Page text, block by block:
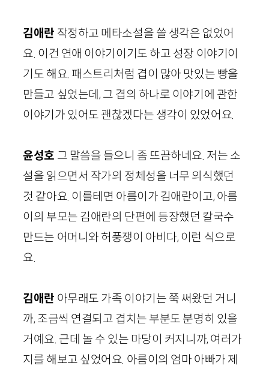
김애란 작정하고 메타소설을 쓸 생각은 없었어
요. 이건 연애 이야기이기도 하고 성장 이야기이
기도 해요. 패스트리처럼 겹이 많아 맛있는 빵을
만들고 싶었는데, 그 겹의 하나로 이야기에 관한
이야기가 있어도 괜찮겠다는 생각이 있었어요.
윤성호 그 말씀을 들으니 좀 뜨끔하네요. 저는 소
설을 읽으면서 작가의 정체성을 너무 의식했던
것 같아요. 이를테면 아름이가 김애란이고, 아름
이의 부모는 김애란의 단편에 등장했던 칼국수
만드는 어머니와 허풍쟁이 아비다, 이런 식으로
요.
김애란 아무래도 가족 이야기는 쭉 써왔던 거니
까, 조금씩 연결되고 겹치는 부분도 분명히 있을
거예요. 근데 놀 수 있는 마당이 커지니까, 여러가
지를 해보고 싶었어요. 아름이의 엄마 아빠가 제